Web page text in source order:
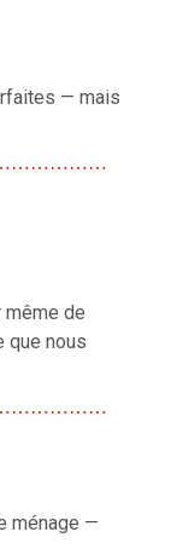
— mais
de
que nous
ménage —